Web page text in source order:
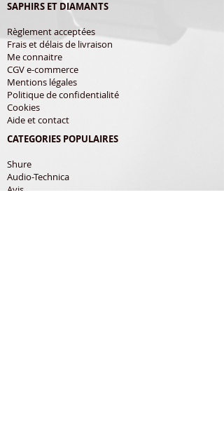
SAPHIRS ET DIAMANTS
Règlement acceptées
Frais et délais de livraison
Me connaitre
CGV e-commerce
Mentions légales
Politique de confidentialité
Cookies
Aide et contact
CATEGORIES POPULAIRES
Shure
Audio-Technica
Avis